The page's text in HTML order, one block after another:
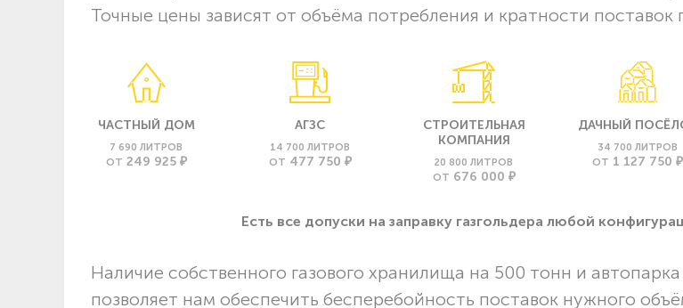
Точные цены зависят от объёма потребления и кратности поставок
ЧАСТНЫЙ ДОМ
7 690 ЛИТРОВ
ОТ 249 925 ₽
АГЗС
14 700 ЛИТРОВ
ОТ 477 750 ₽
СТРОИТЕЛЬНАЯ
КОМПАНИЯ
20 800 ЛИТРОВ
ОТ 676 000 ₽
ДАЧНЫЙ
34 700 ЛИТРОВ
ОТ 1 127 750 ₽
Есть все допуски нa заправку газгольдера любой
Наличие собственного газового хранилища на 500 тонн и автопарка
позволяет нам обеспечить бесперебойность поставок нужного